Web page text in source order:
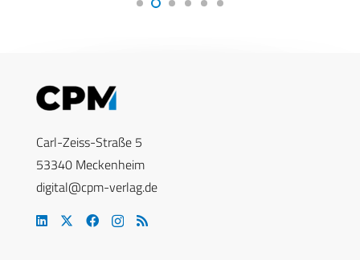
Carl-Zeiss-Straße 5
53340 Meckenheim
digital@cpm-verlag.de